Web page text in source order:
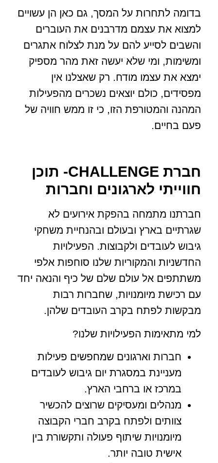
בדומה לתחרות על המסך, גם כאן הן עשויים
למצוא את עצמם מדרבנים את העוברים
והשבים לסייע להם על מנת לצלוח אתגרים
ומשימות, ומי שלא יעשה זאת מהר מספיק
ימצא את עצמו מודח. רק שאצלנו אין
מפסידים, כולם יוצאים נשכרים מהפעילות
המהנה והמטורפת הזו, כי זו ממש חוויה של
פעם בחיים.
חברת CHALLENGE- תוכן
חווייתי לארגונים וחברות
חברתנו מתמחה בהפקת אירועים לא
שגרתיים בארץ ובעולם ובהנחיית משחקי
גיבוש לעובדים ולקבוצות. הפעילויות
החדשניות והמקוריות שלנו סוחפות אלפי
משתתפים אל עולם שלם של כיף והנאה יחד
עם רכישת מיומנויות, שחברות רבות
מבקשות לפתח בקרב העובדים שלהן.
למי מתאימות הפעילויות שלנו?
חברות וארגונים שמחפשים פעילות
מעניינת במסגרת יום גיבוש לעובדים
במרכז או ברחבי הארץ.
מנהלים ומעסיקים שרוצים להכשיר
צוותים ולפתח בקרב חברי הקבוצה
מיומנויות שיתוף פעולה ותקשורת בין
אישית טובה יותר.